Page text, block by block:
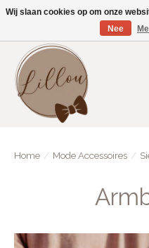
Gratis verzending vanaf €75(BE) en
Home / Mode Accessoires /
Wij slaan cookies op om onze
Nee